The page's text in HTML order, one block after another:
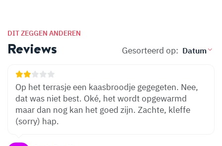
DIT ZEGGEN ANDEREN
Reviews Gesorteerd op:
Op het terrasje een kaasbroodje gegegeten. Nee,
dat was niet best. Oké, het wordt opgewarmd
maar dan nog kan het goed zijn. Zachte, kleffe
(sorry) hap.